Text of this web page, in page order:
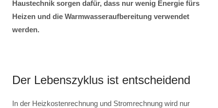
Haustechnik sorgen dafür, dass nur wenig Energie fürs
Heizen und die Warmwasseraufbereitung verwendet
werden.
Der Lebenszyklus ist entscheidend
In der Heizkostenrechnung und Stromrechnung wird nur